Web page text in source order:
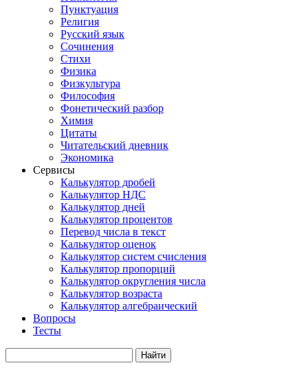
Пунктуация
Религия
Русский язык
Сочинения
Стихи
Физика
Физкультура
Философия
Фонетический разбор
Химия
Цитаты
Читательский дневник
Экономика
Сервисы
Калькулятор дробей
Калькулятор НДС
Калькулятор дней
Калькулятор процентов
Перевод числа в текст
Калькулятор оценок
Калькулятор систем счисления
Калькулятор пропорций
Калькулятор округления числа
Калькулятор возраста
Калькулятор алгебраический
Вопросы
Тесты
Найти